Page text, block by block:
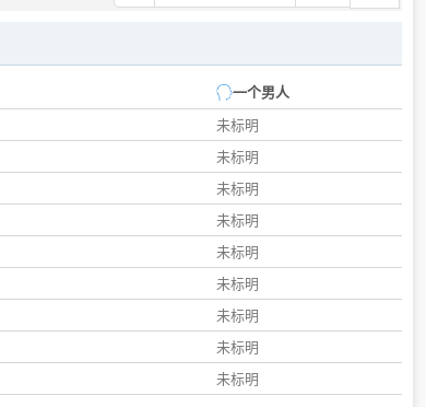
一个男人
未标明
未标明
未标明
未标明
未标明
未标明
未标明
未标明
未标明